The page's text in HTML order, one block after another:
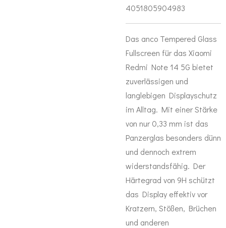
4051805904983
Das anco Tempered Glass
Fullscreen für das Xiaomi
Redmi Note 14 5G bietet
zuverlässigen und
langlebigen Displayschutz
im Alltag. Mit einer Stärke
von nur 0,33 mm ist das
Panzerglas besonders dünn
und dennoch extrem
widerstandsfähig. Der
Härtegrad von 9H schützt
das Display effektiv vor
Kratzern, Stößen, Brüchen
und anderen